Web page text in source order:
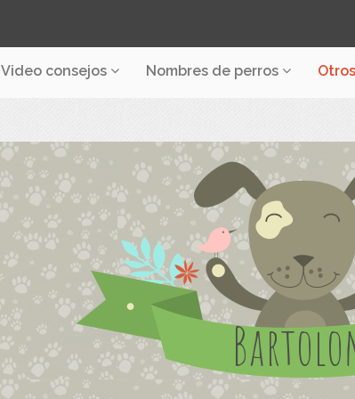
Video consejos Nombres de perros